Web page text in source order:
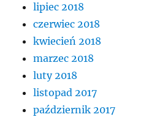
lipiec 2018
czerwiec 2018
kwiecień 2018
marzec 2018
luty 2018
listopad 2017
październik 2017